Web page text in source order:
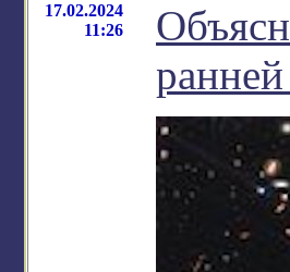
17.02.2024
11:26